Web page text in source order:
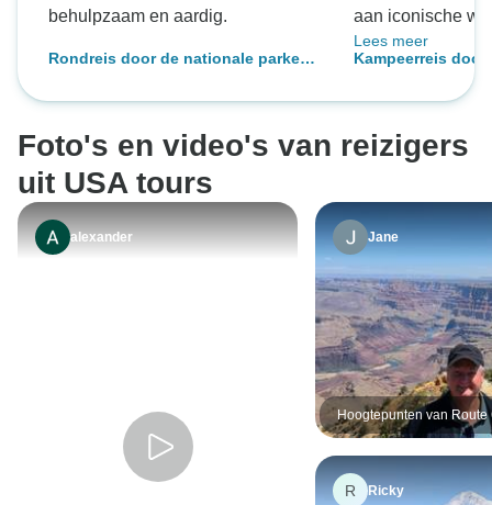
behulpzaam en aardig.
Rondreis door de nationale parken
7 dagen
aan iconische
andere
informatieve
Lees meer
Kampeerreis
parken van de
Canyon - 7 dagen
Foto's en video's van reizigers
uit USA tours
alexander Jane
Hoogtepunten van Route
R Ricky